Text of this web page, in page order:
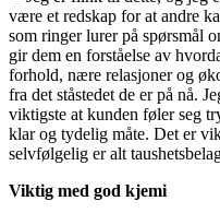
være et redskap for at andre
som ringer lurer på spørsmål
gir dem en forståelse av
forhold, nære relasjoner og
fra det ståstedet de er på nå.
viktigste at kunden føler seg
klar og tydelig måte. Det er
selvfølgelig er alt
Viktig med god kjemi